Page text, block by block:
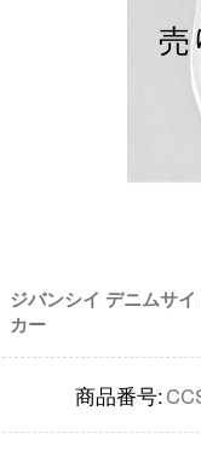
ジバンシイ デニムサ
カー
商品番号: